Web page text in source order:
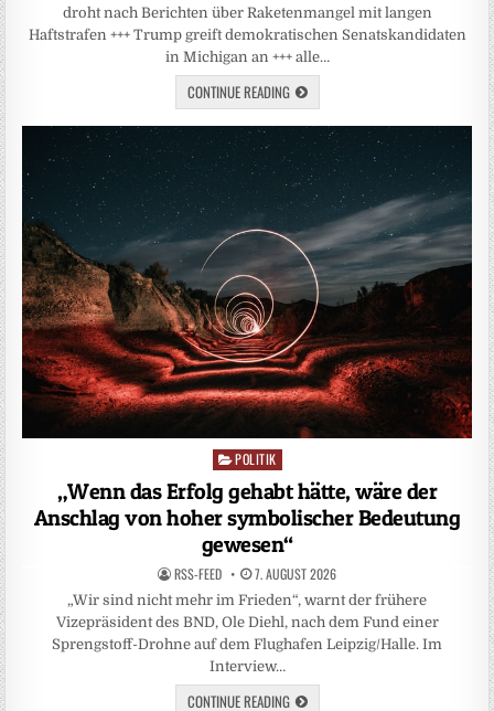
droht nach Berichten über Raketenmangel mit langen
Haftstrafen +++ Trump greift demokratischen Senatskandidaten
in Michigan an +++ alle…
CONTINUE READING
Posted
in
POLITIK
„Wenn das Erfolg gehabt hätte, wäre der
Anschlag von hoher symbolischer Bedeutung
gewesen“
RSS-FEED 7. AUGUST 2026
„Wir sind nicht mehr im Frieden“, warnt der frühere
Vizepräsident des BND, Ole Diehl, nach dem Fund einer
Sprengstoff-Drohne auf dem Flughafen Leipzig/Halle. Im
Interview…
CONTINUE READING